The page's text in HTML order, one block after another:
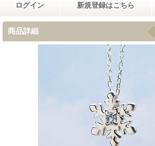
ログイン 新規登録はこちら
商品詳細